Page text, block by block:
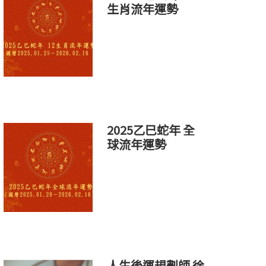
生肖流年運勢
2025乙巳蛇年 全
球流年運勢